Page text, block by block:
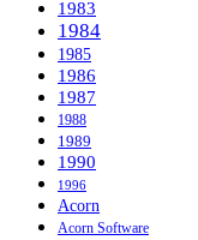
1983
1984
1985
1986
1987
1988
1989
1990
1996
Acorn
Acorn Software